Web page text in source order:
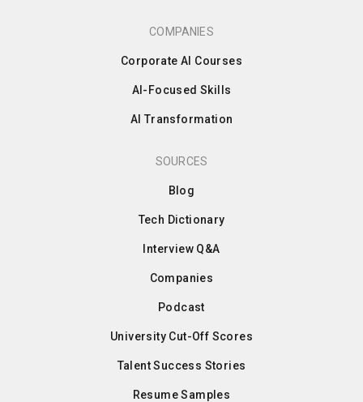
COMPANIES
Corporate AI Courses
AI-Focused Skills
AI Transformation
SOURCES
Blog
Tech Dictionary
Interview Q&A
Companies
Podcast
University Cut-Off Scores
Talent Success Stories
Resume Samples